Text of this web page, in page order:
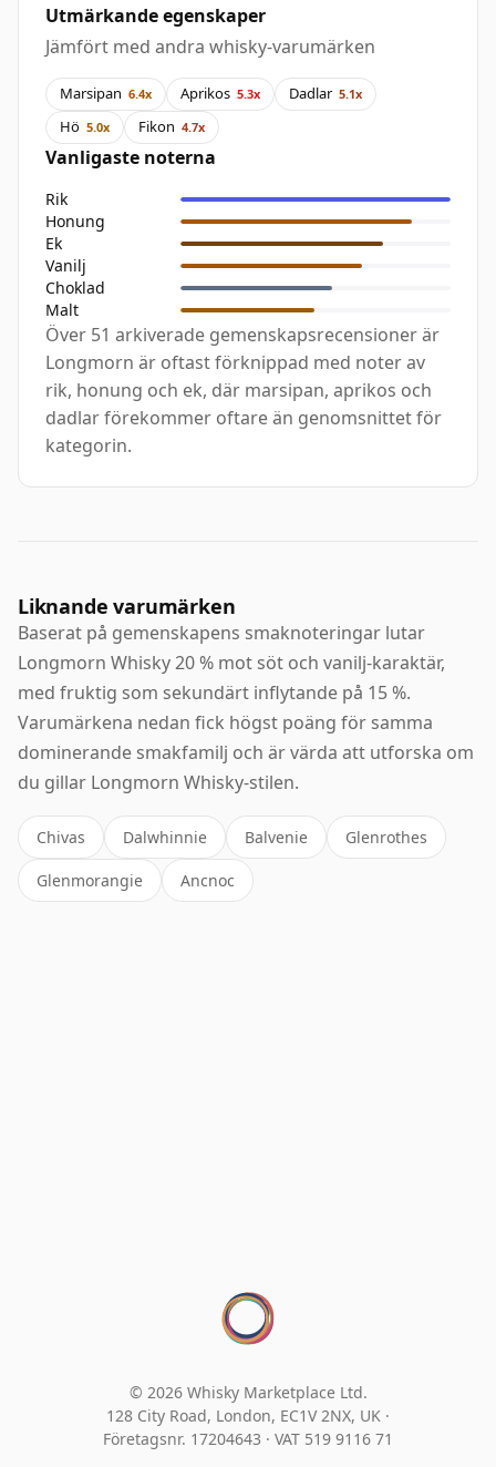
Utmärkande egenskaper
Jämfört med andra whisky-varumärken
Marsipan 6.4x Aprikos 5.3x Dadlar 5.1x
Hö 5.0x Fikon 4.7x
Vanligaste noterna
Rik
Honung
Ek
Vanilj
Choklad
Malt
Över 51 arkiverade gemenskapsrecensioner är
Longmorn är oftast förknippad med noter av
rik, honung och ek, där marsipan, aprikos och
dadlar förekommer oftare än genomsnittet för
kategorin.
Liknande varumärken
Baserat på gemenskapens smaknoteringar lutar
Longmorn Whisky 20 % mot söt och vanilj-karaktär,
med fruktig som sekundärt inflytande på 15 %.
Varumärkena nedan fick högst poäng för samma
dominerande smakfamilj och är värda att utforska om
du gillar Longmorn Whisky-stilen.
Chivas Dalwhinnie Balvenie Glenrothes
Glenmorangie Ancnoc
© 2026 Whisky Marketplace Ltd.
128 City Road, London, EC1V 2NX, UK ·
Företagsnr. 17204643 · VAT 519 9116 71